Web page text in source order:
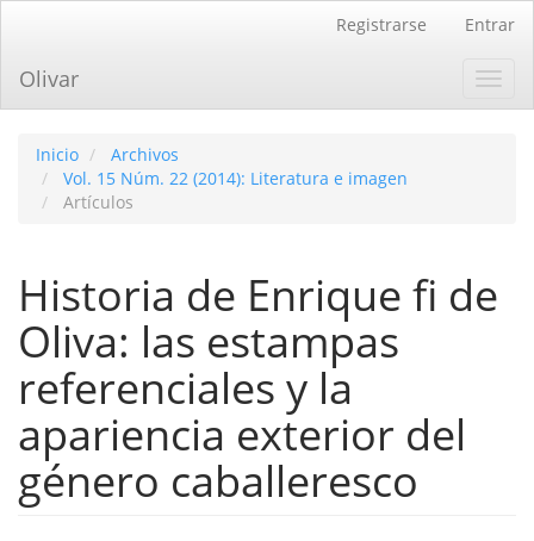
principal
Barra
Registrarse Entrar
Olivar
Inicio
Archivos
Vol. 15 Núm. 22 (2014): Literatura e imagen
Artículos
Historia de Enrique fi de
Oliva: las estampas
referenciales y la
apariencia exterior del
género caballeresco